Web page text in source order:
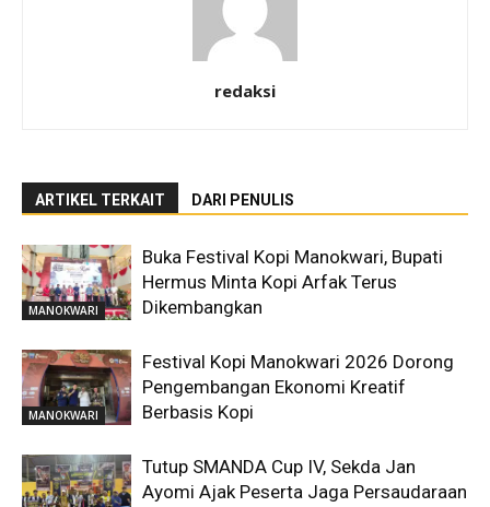
redaksi
ARTIKEL TERKAIT DARI PENULIS
MANOKWARI
Buka Festival Kopi Manokwari, Bupati
Hermus Minta Kopi Arfak Terus
Dikembangkan
MANOKWARI
Festival Kopi Manokwari 2026 Dorong
Pengembangan Ekonomi Kreatif
Berbasis Kopi
Tutup SMANDA Cup IV, Sekda Jan
Ayomi Ajak Peserta Jaga Persaudaraan